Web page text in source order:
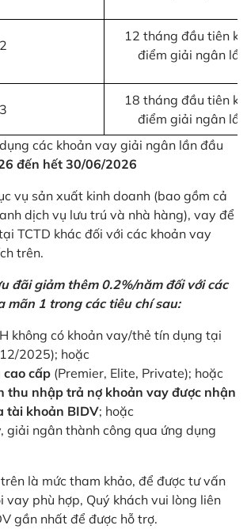
2
12 tháng đầu tiên
điểm giải ngân
3
18 tháng đầu tiên
điểm giải ngân
các khoản vay giải ngân lần đầu
đến hết 30/06/2026
vụ sản xuất kinh doanh (bao gồm cả
dịch vụ lưu trú và nhà hàng), vay để
TCTD khác đối với các khoản vay
trên.
đãi giảm thêm 0.2%/năm đối với các
mãn 1 trong các tiêu chí sau:
không có khoản vay/thẻ tín dụng tại
2025); hoặc
cấp (Premier, Elite, Private); hoặc
thu nhập trả nợ khoản vay được nhận
tài khoản BIDV; hoặc
giải ngân thành công qua ứng dụng
là mức tham khảo, để được tư vấn
vay phù hợp, Quý khách vui lòng liên
gần nhất để được hỗ trợ.